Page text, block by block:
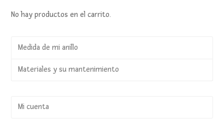
No hay productos en el carrito.
Medida de mi anillo
Materiales y su mantenimiento
Mi cuenta